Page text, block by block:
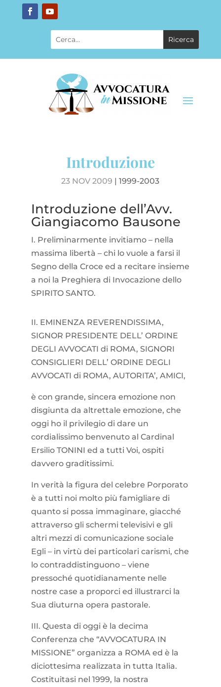
Introduzione
23 NOV 2009 |1999-2003
Introduzione dell’Avv.
Giangiacomo Bausone
I. Preliminarmente invitiamo – nella
massima libertà – chi lo vuole a farsi il
Segno della Croce ed a recitare insieme
a noi la Preghiera di Invocazione dello
SPIRITO SANTO.
II. EMINENZA REVERENDISSIMA,
SIGNOR PRESIDENTE DELL’ ORDINE
DEGLI AVVOCATI di ROMA, SIGNORI
CONSIGLIERI DELL’ ORDINE DEGLI
AVVOCATI di ROMA, AUTORITA’, AMICI,
è con grande, sincera emozione non
disgiunta da altrettale emozione, che
oggi ho il privilegio di dare un
cordialissimo benvenuto al Cardinal
Ersilio TONINI ed a tutti Voi, ospiti
davvero graditissimi.
In verità la figura del celebre Porporato
è a tutti noi molto più famigliare di
quanto si possa immaginare, giacché
attraverso gli schermi televisivi e gli
altri mezzi di comunicazione sociale
Egli – in virtù dei particolari carismi, che
lo contraddistinguono – viene
pressoché quotidianamente nelle
nostre case a proporci ed illustrarci la
Sua diuturna opera pastorale.
III. Questa di oggi è la decima
Conferenza che “AVVOCATURA IN
MISSIONE” organizza a ROMA ed è la
diciottesima realizzata in tutta Italia.
Costituitasi nel 1999, la nostra